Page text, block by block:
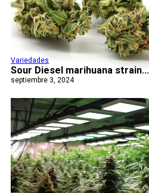
Sour Diesel marihuana strain...
Variedades
septiembre 3, 2024